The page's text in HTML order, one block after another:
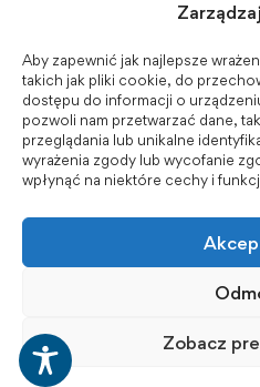
Aby zapewnić jak najlepsze
takich jak pliki cookie, do
dostępu do informacji o
pozwoli nam przetwarzać dane,
przeglądania lub unikalne
wyrażenia zgody lub wycofanie
wpłynąć na niektóre cechy i
Zobacz
BIP - Biuletyn Informacji
archiwum
Social Media
© 2001-2026 Akademia Nauk